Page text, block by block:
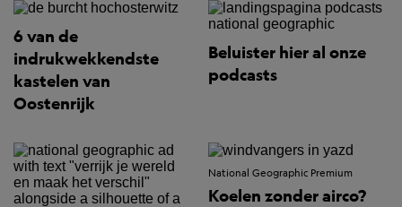
6 van de
indrukwekkendste
kastelen van
Oostenrijk
Beluister hier al onze
podcasts
National Geographic Premium
Koelen zonder airco?